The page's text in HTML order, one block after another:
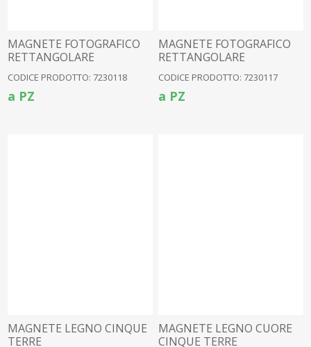
MAGNETE FOTOGRAFICO
RETTANGOLARE
CODICE PRODOTTO: 7230118
a PZ
MAGNETE FOTOGRAFICO
RETTANGOLARE
CODICE PRODOTTO: 7230117
a PZ
MAGNETE LEGNO CINQUE
TERRE
MAGNETE LEGNO CUORE
CINQUE TERRE